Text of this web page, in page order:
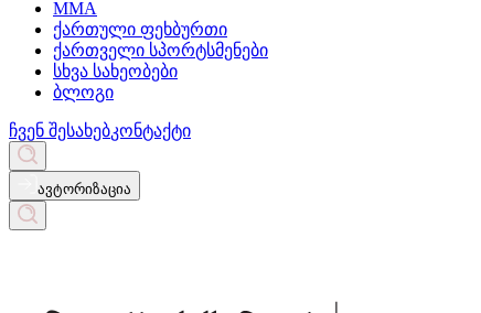
MMA
ქართული ფეხბურთი
ქართველი სპორტსმენები
სხვა სახეობები
ბლოგი
ჩვენ შესახებკონტაქტი
ავტორიზაცია